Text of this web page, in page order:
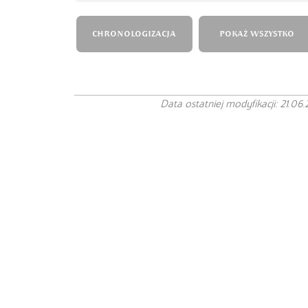
CHRONOLOGIZACJA POKAŻ WSZYSTKO
Data ostatniej modyfikacji: